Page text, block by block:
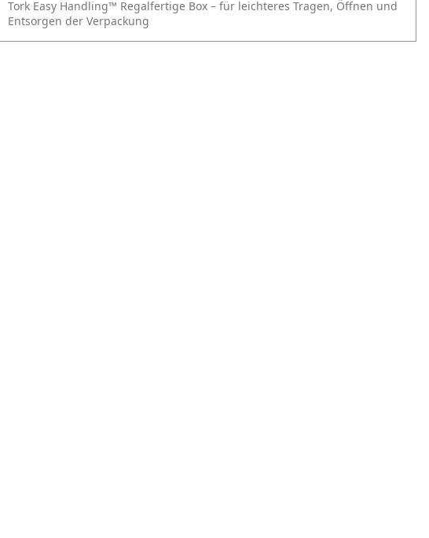
Tork Easy Handling™ Regalfertige Box – für leichteres Tragen, Öffnen und
Entsorgen der Verpackung